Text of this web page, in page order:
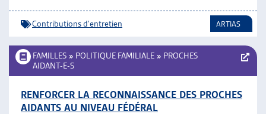
Contributions d'entretien ARTIAS
FAMILLES » POLITIQUE FAMILIALE » PROCHES
AIDANT-E-S
RENFORCER LA RECONNAISSANCE DES PROCHES
AIDANTS AU NIVEAU FÉDÉRAL